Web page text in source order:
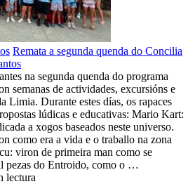
Remata a segunda quenda do Concilia
na segunda quenda do programa
semanas de actividades, excursións e
Limia. Durante estes días, os rapaces
lúdicas e educativas: Mario Kart:
a xogos baseados neste universo.
como era a vida e o traballo na zona
viron de primeira man como se
pezas do Entroido, como o …
lectura